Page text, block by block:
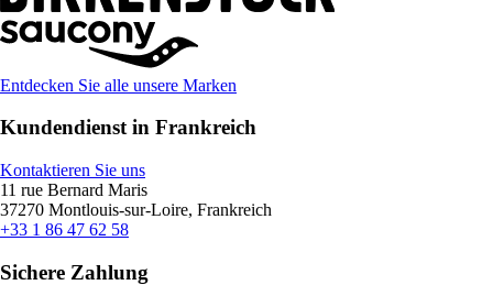
Entdecken Sie alle unsere Marken
Kundendienst in Frankreich
Kontaktieren Sie uns
11 rue Bernard Maris
37270 Montlouis-sur-Loire, Frankreich
+33 1 86 47 62 58
Sichere Zahlung